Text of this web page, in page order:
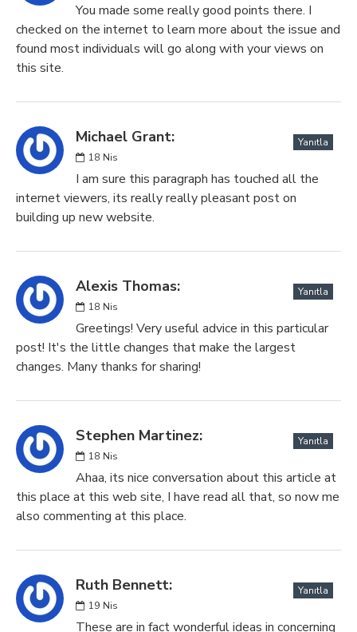
You made some really good points there. I
checked on the internet to learn more about the issue and
found most individuals will go along with your views on
this site.
Michael Grant:
18 Nis
Yanıtla
I am sure this paragraph has touched all the
internet viewers, its really really pleasant post on
building up new website.
Alexis Thomas:
18 Nis
Yanıtla
Greetings! Very useful advice in this particular
post! It's the little changes that make the largest
changes. Many thanks for sharing!
Stephen Martinez:
18 Nis
Yanıtla
Ahaa, its nice conversation about this article at
this place at this web site, I have read all that, so now me
also commenting at this place.
Ruth Bennett:
19 Nis
Yanıtla
These are in fact wonderful ideas in concerning